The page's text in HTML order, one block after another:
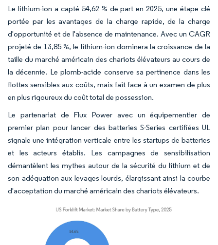
Le lithium-ion a capté 54,62 % de part en 2025, une étape clé
portée par les avantages de la charge rapide, de la charge
d'opportunité et de l'absence de maintenance. Avec un CAGR
projeté de 13,85 %, le lithium-ion dominera la croissance de la
taille du marché américain des chariots élévateurs au cours de
la décennie. Le plomb-acide conserve sa pertinence dans les
flottes sensibles aux coûts, mais fait face à un examen de plus
en plus rigoureux du coût total de possession.
Le partenariat de Flux Power avec un équipementier de
premier plan pour lancer des batteries S-Series certifiées UL
signale une intégration verticale entre les startups de batteries
et les acteurs établis. Les campagnes de sensibilisation
démantèlent les mythes autour de la sécurité du lithium et de
son adéquation aux levages lourds, élargissant ainsi la courbe
d'acceptation du marché américain des chariots élévateurs.